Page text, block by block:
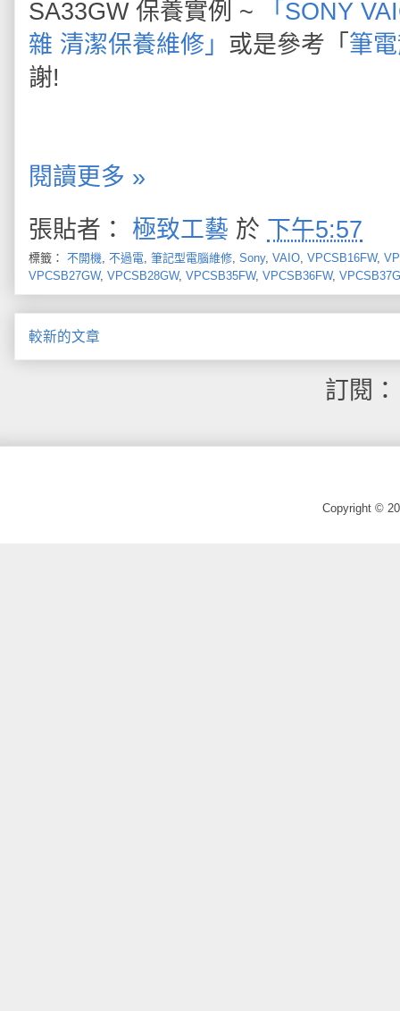
SA33GW 保養實例 ~
「SONY
雜 清潔保養維修」 或是參考「 筆
謝!
閱讀更多 »
張貼者： 極致工藝 於 下午5:57
標籤： 不開機, 不過電, 筆記型電腦維修, Sony, VAIO, VPCSB16FW,
VPCSB27GW, VPCSB28GW, VPCSB35FW, VPCSB36FW,
較新的文章
訂閱
Copyright ©